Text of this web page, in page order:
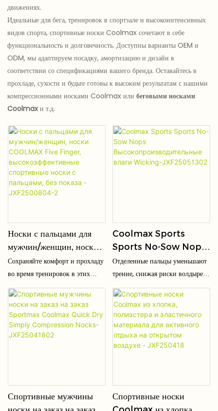
движениях.
Идеальные для бега, тренировок в спортзале и высокоинтенсивных
видов спорта, спортивные носки Coolmax сочетают в себе
функциональность и долговечность. Доступны варианты OEM и
ODM, мы адаптируем посадку, амортизацию и дизайн в
соответствии со спецификациями вашего бренда. Оставайтесь в
прохладе, сухости и будьте готовы к высоким результатам с нашими
компрессионными носками Coolmax или беговыми носками
Coolmax и т.д.
Носки с пальцами для
мужчин/женщин, носки
COOLMAX Five
Finger,
высокоэффективные
спортивные носки с
пальцами, без показа -
JXF2500804-2
Сохраняйте комфорт и прохладу
во время тренировок в этих
высокотехнологичных носках
для мужчин и женщин. Эти
носки-невидимки,
изготовленные с
использованием технологии
сухими и предотвращая
появление мозолей.
Coolmax Sports
Sports No-Sow Nops
Высокопроизводительны
е влаги Wicking-
JXF25051302
Отделенные пальцы уменьшают
трение, снижая риски волдырей,
мозоли и грибковых инфекций
(например, нога спортсмена),
идеально подходит для потных
ног, чувствительной кожи или
диабетиков. Равномерно
распределяет давление через
физических упражнений;
Долгосрочный износ может
Спортивные мужчины
Спортивные носки